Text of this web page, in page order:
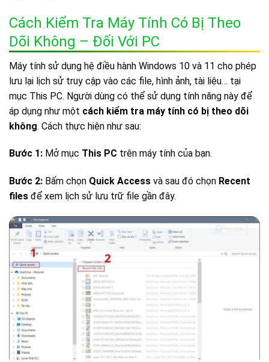
Cách Kiểm Tra Máy Tính Có Bị Theo
Dõi Không – Đối Với PC
Máy tính sử dụng hệ điều hành Windows 10 và 11 cho phép
lưu lại lịch sử truy cập vào các file, hình ảnh, tài liệu… tại
mục This PC. Người dùng có thể sử dụng tính năng này để
áp dụng như một cách kiểm tra máy tính có bị theo dõi
không. Cách thực hiện như sau:
Bước 1: Mở mục This PC trên máy tính của bạn.
Bước 2: Bấm chọn Quick Access và sau đó chọn Recent
files để xem lịch sử lưu trữ file gần đây.